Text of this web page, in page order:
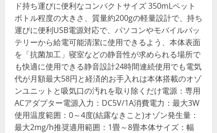
ド持ち運びに便利なコンパクトサイズ 350mLペット
ボトル程度の大きさ、質量約200gの軽量設計で、持ち
運びに便利USB電源対応で、パソコンやモバイルバッ
テリーから給電可能清潔に使用できるよう、本体表面
を「抗菌加工」寝室などの静音性が求められる場所で
も快適に使用できる静音設計24時間連続使用でも電気
代が月額最大58円と経済的お手入れは本体搭載のオゾ
ンユニットと吸気口の汚れを取り除くだけ電源：専用
ACアダプター電源入力：DC5V/1A消費電力：最大3W
使用温度範囲：0～4度(結露なきこと)オゾン発生量：
最大2mg/h推奨適用範囲：1畳～8畳本体サイズ：幅